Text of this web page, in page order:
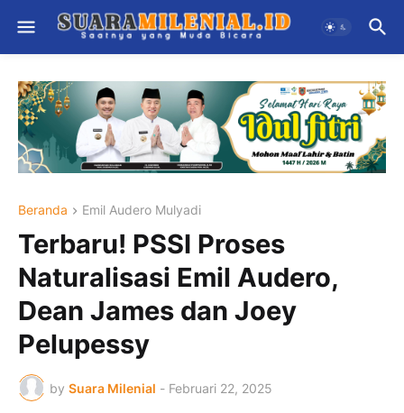
Beranda Emil Audero Mulyadi
Terbaru! PSSI Proses
Naturalisasi Emil Audero,
Dean James dan Joey
Pelupessy
by Suara Milenial - Februari 22, 2025